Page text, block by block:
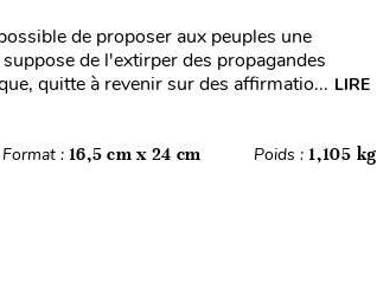
de proposer aux peuples une
de l'extirper des propagandes
quitte à revenir sur des affirmatio... LIRE
Format : 16,5 cm x 24 cm Poids :1,105 kg